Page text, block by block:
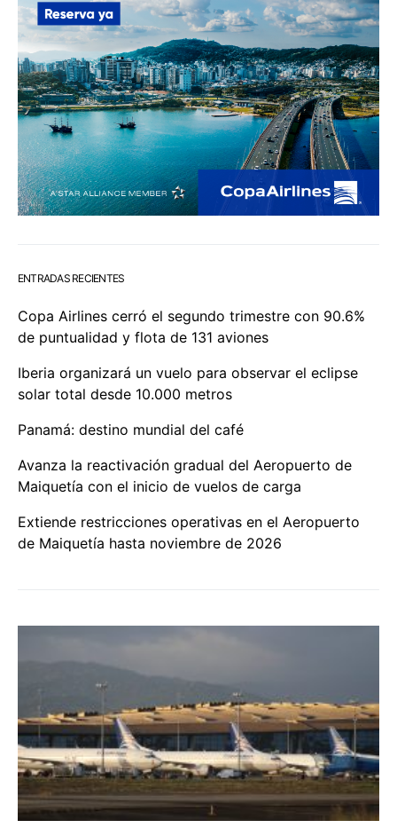
ENTRADAS RECIENTES
Copa Airlines cerró el segundo trimestre con 90.6%
de puntualidad y flota de 131 aviones
Iberia organizará un vuelo para observar el eclipse
solar total desde 10.000 metros
Panamá: destino mundial del café
Avanza la reactivación gradual del Aeropuerto de
Maiquetía con el inicio de vuelos de carga
Extiende restricciones operativas en el Aeropuerto
de Maiquetía hasta noviembre de 2026